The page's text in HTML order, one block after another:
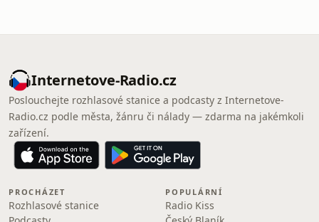
Internetove-Radio.cz
Poslouchejte rozhlasové stanice a podcasty z Internetove-
Radio.cz podle města, žánru či nálady — zdarma na jakémkoli
zařízení.
PROCHÁZET
Rozhlasové stanice
POPULÁRNÍ
Radio Kiss